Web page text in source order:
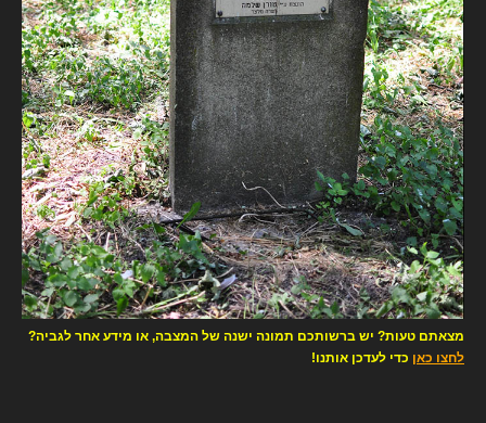
מצאתם טעות? יש ברשותכם תמונה ישנה של המצבה, או מידע אחר לגביה?
לחצו כאן כדי לעדכן אותנו!